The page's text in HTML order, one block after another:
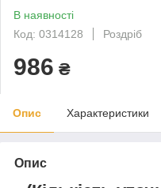
В наявності
Код: 0314128
Роздріб
986 ₴
Опис Характеристики
Опис